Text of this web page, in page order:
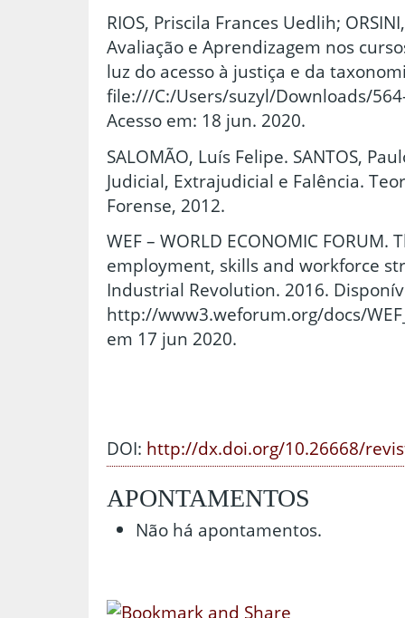
RIOS, Priscila Frances Uedlih;
Avaliação e Aprendizagem nos
luz do acesso à justiça e da
file:///C:/Users/suzyl/Downloads/
Acesso em: 18 jun. 2020.
SALOMÃO, Luís Felipe. SANTOS,
Judicial, Extrajudicial e Falência.
Forense, 2012.
WEF – WORLD ECONOMIC
employment, skills and workforce
Industrial Revolution. 2016.
http://www3.weforum.org/docs/
em 17 jun 2020.
DOI: http://dx.doi.org/10.26668/
APONTAMENTOS
Não há apontamentos.